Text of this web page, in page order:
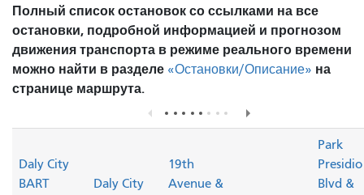
Полный список остановок со ссылками на все
остановки, подробной информацией и прогнозом
движения транспорта в режиме реального времени
можно найти в разделе «Остановки/Описание» на
странице маршрута.
Daly City
BART
Daly City
19th
Avenue &
Park
Presidio
Blvd &